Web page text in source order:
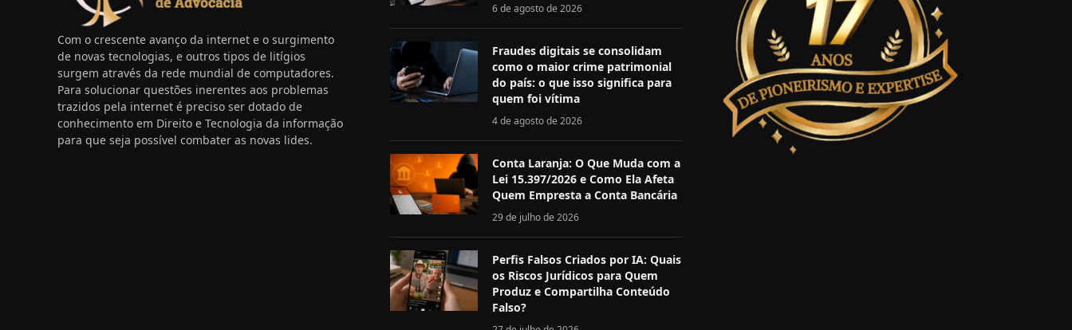
Com o crescente avanço da internet e o surgimento
de novas tecnologias, e outros tipos de litígios
surgem através da rede mundial de computadores.
Para solucionar questões inerentes aos problemas
trazidos pela internet é preciso ser dotado de
conhecimento em Direito e Tecnologia da informação
para que seja possível combater as novas lides.
6 de agosto de 2026
Fraudes digitais se consolidam
como o maior crime patrimonial
do país: o que isso significa para
quem foi vítima
4 de agosto de 2026
Conta Laranja: O Que Muda com a
Lei 15.397/2026 e Como Ela Afeta
Quem Empresta a Conta Bancária
29 de julho de 2026
Perfis Falsos Criados por IA: Quais
os Riscos Jurídicos para Quem
Produz e Compartilha Conteúdo
Falso?